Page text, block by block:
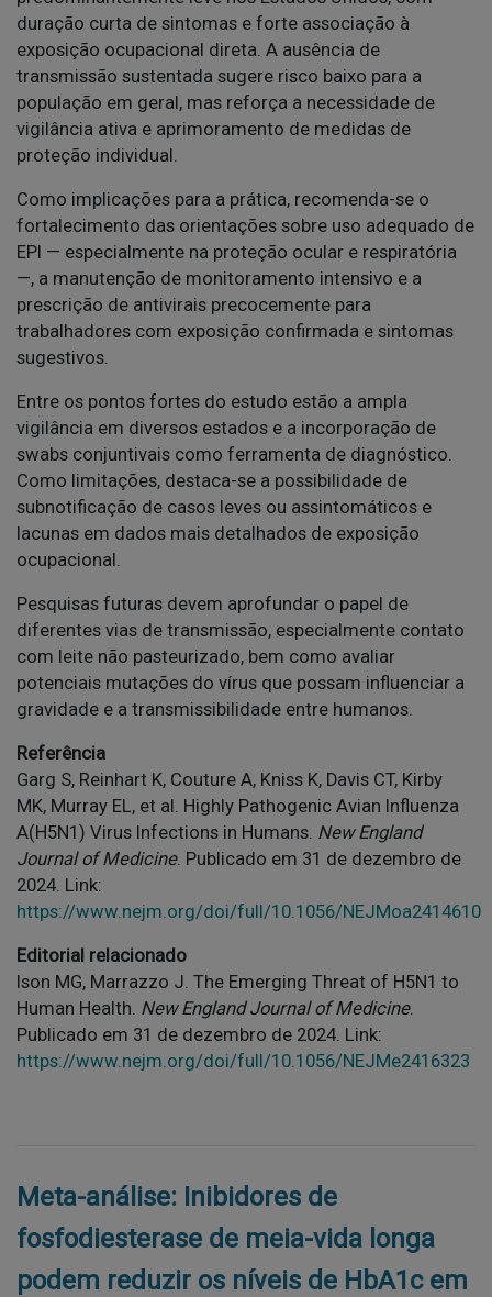
duração curta de sintomas e forte associação à
exposição ocupacional direta. A ausência de
transmissão sustentada sugere risco baixo para a
população em geral, mas reforça a necessidade de
vigilância ativa e aprimoramento de medidas de
proteção individual.
Como implicações para a prática, recomenda-se o
fortalecimento das orientações sobre uso adequado de
EPI — especialmente na proteção ocular e respiratória
—, a manutenção de monitoramento intensivo e a
prescrição de antivirais precocemente para
trabalhadores com exposição confirmada e sintomas
sugestivos.
Entre os pontos fortes do estudo estão a ampla
vigilância em diversos estados e a incorporação de
swabs conjuntivais como ferramenta de diagnóstico.
Como limitações, destaca-se a possibilidade de
subnotificação de casos leves ou assintomáticos e
lacunas em dados mais detalhados de exposição
ocupacional.
Pesquisas futuras devem aprofundar o papel de
diferentes vias de transmissão, especialmente contato
com leite não pasteurizado, bem como avaliar
potenciais mutações do vírus que possam influenciar a
gravidade e a transmissibilidade entre humanos.
Referência
Garg S, Reinhart K, Couture A, Kniss K, Davis CT, Kirby
MK, Murray EL, et al. Highly Pathogenic Avian Influenza
A(H5N1) Virus Infections in Humans. New England
Journal of Medicine. Publicado em 31 de dezembro de
2024. Link:
https://www.nejm.org/doi/full/10.1056/NEJMoa2414610
Editorial relacionado
Ison MG, Marrazzo J. The Emerging Threat of H5N1 to
Human Health. New England Journal of Medicine.
Publicado em 31 de dezembro de 2024. Link:
https://www.nejm.org/doi/full/10.1056/NEJMe2416323
Meta-análise: Inibidores de
fosfodiesterase de meia-vida longa
podem reduzir os níveis de HbA1c em